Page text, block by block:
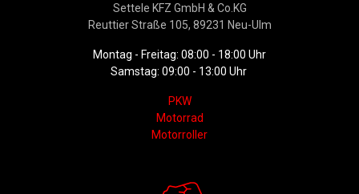
Settele KFZ GmbH & Co.KG
Reuttier Straße 105, 89231 Neu-Ulm
Montag - Freitag: 08:00 - 18:00 Uhr
Samstag: 09:00 - 13:00 Uhr
PKW
Motorrad
Motorroller